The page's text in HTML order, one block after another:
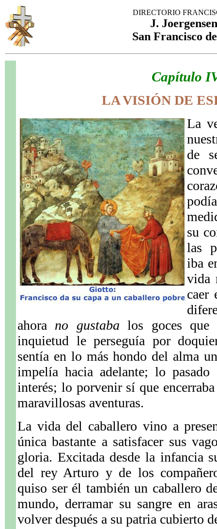
DIRECTORIO
J.
San Francisco
Capítulo
LA VISIÓN DE
La
de
su
las
iba
vida
caer
ahora no gustaba los goces que
inquietud le perseguía por
sentía en lo más hondo del alma
impelía hacia adelante; lo
interés; lo porvenir sí que
maravillosas aventuras.
La vida del caballero vino a
única bastante a satisfacer sus
gloria. Excitada desde la infancia
del rey Arturo y de los
quiso ser él también un caballero
mundo, derramar su sangre en
volver después a su patria cubierto